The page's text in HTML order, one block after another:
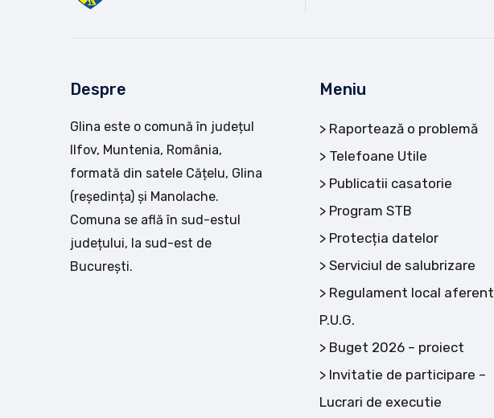
Despre
Glina este o comună în județul
Ilfov, Muntenia, România,
formată din satele Cățelu, Glina
(reședința) și Manolache.
Comuna se află în sud-estul
județului, la sud-est de
București.
Meniu
Raportează o problemă
Telefoane Utile
Publicatii casatorie
Program STB
Protecția datelor
Serviciul de salubrizare
Regulament local aferent
P.U.G.
Buget 2026 – proiect
Invitatie de participare –
Lucrari de executie